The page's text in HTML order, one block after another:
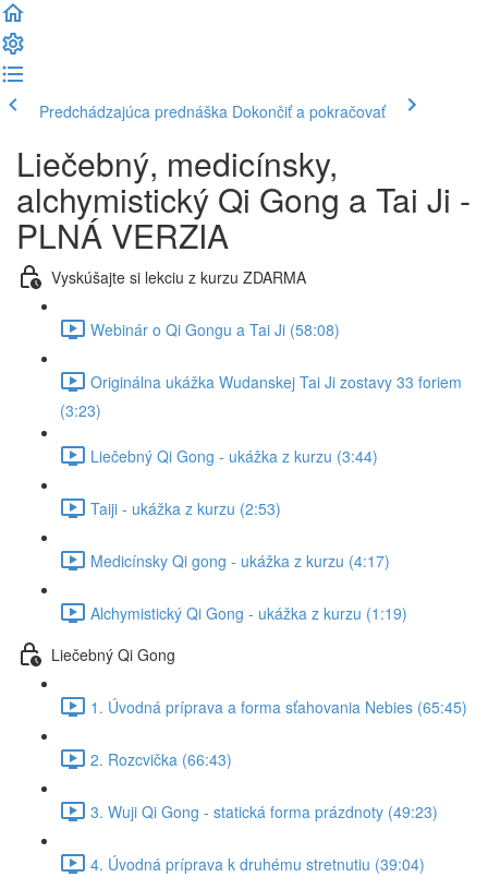
Predchádzajúca prednáška Dokončiť a pokračovať
Liečebný, medicínsky,
alchymistický Qi Gong a Tai Ji -
PLNÁ VERZIA
Vyskúšajte si lekciu z kurzu ZDARMA
Webinár o Qi Gongu a Tai Ji (58:08)
Originálna ukážka Wudanskej Tai Ji zostavy 33 foriem
(3:23)
Liečebný Qi Gong - ukážka z kurzu (3:44)
Taiji - ukážka z kurzu (2:53)
Medicínsky Qi gong - ukážka z kurzu (4:17)
Alchymistický Qi Gong - ukážka z kurzu (1:19)
Liečebný Qi Gong
1. Úvodná príprava a forma sťahovania Nebies (65:45)
2. Rozcvička (66:43)
3. Wuji Qi Gong - statická forma prázdnoty (49:23)
4. Úvodná príprava k druhému stretnutiu (39:04)